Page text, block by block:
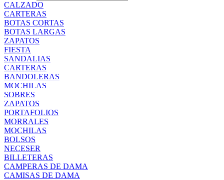
CALZADO
CARTERAS
BOTAS CORTAS
BOTAS LARGAS
ZAPATOS
FIESTA
SANDALIAS
CARTERAS
BANDOLERAS
MOCHILAS
SOBRES
ZAPATOS
PORTAFOLIOS
MORRALES
MOCHILAS
BOLSOS
NECESER
BILLETERAS
CAMPERAS DE DAMA
CAMISAS DE DAMA